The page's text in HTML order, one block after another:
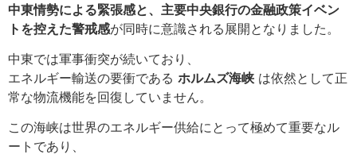
中東情勢による緊張感と、主要中央銀行の金融政策イベン
トを控えた警戒感が同時に意識される展開となりました。
中東では軍事衝突が続いており、
エネルギー輸送の要衝である ホルムズ海峡 は依然として正
常な物流機能を回復していません。
この海峡は世界のエネルギー供給にとって極めて重要なル
ートであり、